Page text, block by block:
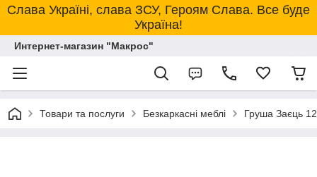
Слава Україні, слава ЗСУ, Героям Слава. Все буде
Україна!
Интернет-магазин "Макрос"
Товари та послуги Безкаркасні меблі Груша Заєць